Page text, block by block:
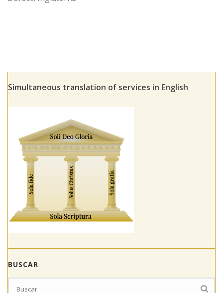
Simultaneous translation of services in English
BUSCAR